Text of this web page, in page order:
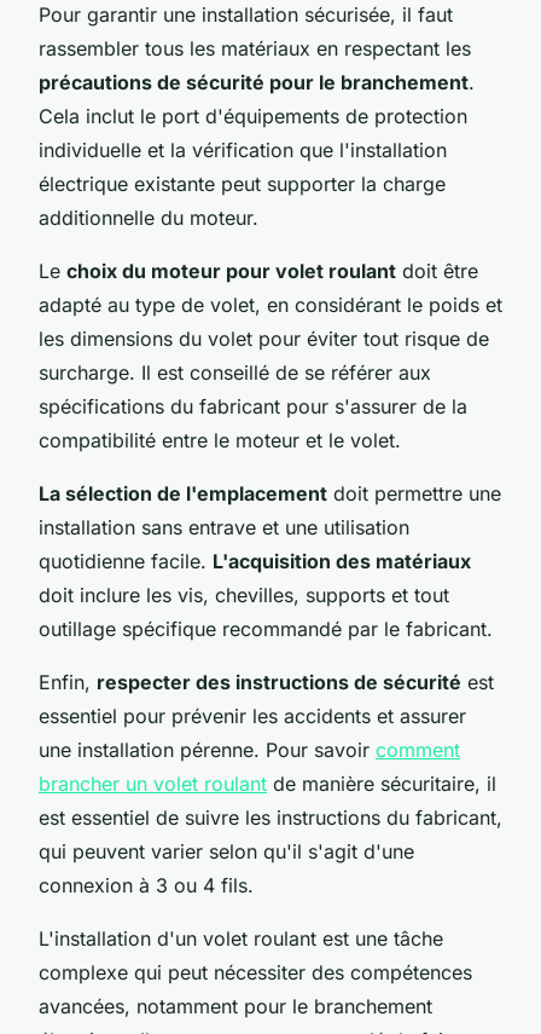
Pour garantir une installation sécurisée, il faut
rassembler tous les matériaux en respectant les
précautions de sécurité pour le branchement.
Cela inclut le port d'équipements de protection
individuelle et la vérification que l'installation
électrique existante peut supporter la charge
additionnelle du moteur.
Le choix du moteur pour volet roulant doit être
adapté au type de volet, en considérant le poids et
les dimensions du volet pour éviter tout risque de
surcharge. Il est conseillé de se référer aux
spécifications du fabricant pour s'assurer de la
compatibilité entre le moteur et le volet.
La sélection de l'emplacement doit permettre une
installation sans entrave et une utilisation
quotidienne facile. L'acquisition des matériaux
doit inclure les vis, chevilles, supports et tout
outillage spécifique recommandé par le fabricant.
Enfin, respecter des instructions de sécurité est
essentiel pour prévenir les accidents et assurer
une installation pérenne. Pour savoir comment
brancher un volet roulant de manière sécuritaire, il
est essentiel de suivre les instructions du fabricant,
qui peuvent varier selon qu'il s'agit d'une
connexion à 3 ou 4 fils.
L'installation d'un volet roulant est une tâche
complexe qui peut nécessiter des compétences
avancées, notamment pour le branchement